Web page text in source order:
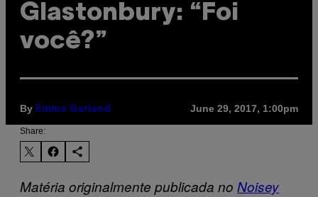
Glastonbury: “Foi
você?”
By Emma Garland June 29, 2017, 1:00pm
Share:
Matéria originalmente publicada no Noisey